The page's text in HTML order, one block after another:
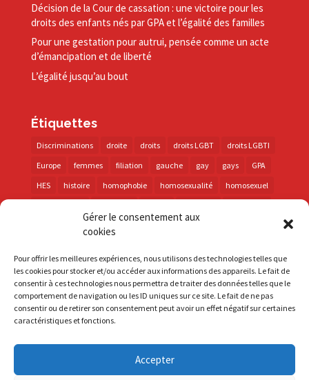
Gérer le consentement aux
cookies
Pour offrir les meilleures expériences, nous utilisons des technologies telles que
les cookies pour stocker et/ou accéder aux informations des appareils. Le fait de
consentir à ces technologies nous permettra de traiter des données telles que le
comportement de navigation ou les ID uniques sur ce site. Le fait de ne pas
consentir ou de retirer son consentement peut avoir un effet négatif sur certaines
caractéristiques et fonctions.
Accepter
Décision de la Cour de cassation : une victoire pour les
droits des enfants nés par GPA et l’égalité des familles
Pour une gestation pour autrui, pensée comme un acte
d’émancipation et de liberté
L’égalité jusqu’au bout
Étiquettes
Discriminations droite droits droits LGBT
droits LGBTI
Europe
femmes filiation gauche gay gays
GPA
HES
histoire homophobie homosexualité
homosexuel
lutte contre les discriminations
PMA police
prévention
santé
sida trans transphobie UE
Union européenne
vih
violences visibilité élections